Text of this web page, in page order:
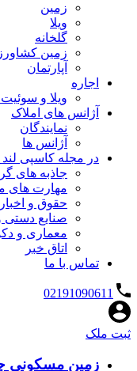
زمین
ویلا
گلخانه
زمین
آپارتمان
اجاره
ویلا و
آژانس های املاک
نمایندگان
آژانس ها
در مجله کاسپی لند
جاذبه های
مهارت های
حقوق و
صنایع دستی
معماری و
اتاق خبر
تماس با ما
02191090611
ثبت ملک
زمین مسکونی